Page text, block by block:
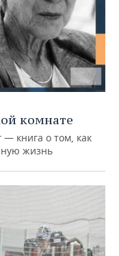
комнате
— книга о том, как
жизнь